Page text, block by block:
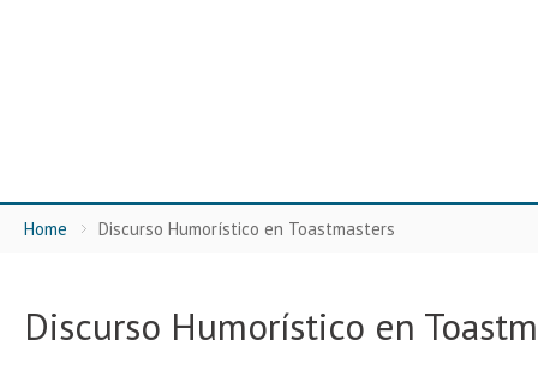
Home Discurso Humorístico en Toastmasters
Discurso Humorístico en